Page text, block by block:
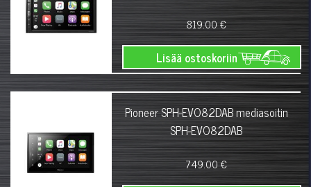
819.00 €
Lisää ostoskoriin
Pioneer SPH-EVO82DAB mediasoitin
SPH-EVO82DAB
749.00 €